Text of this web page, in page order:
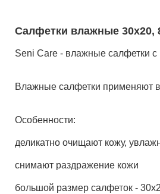
Салфетки влажные 30х20,
Seni Care - влажные салфетки
Влажные салфетки применяют в
Особенности:
деликатно очищают кожу,
снимают раздражение кожи
большой размер салфеток -